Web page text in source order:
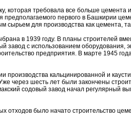
которая требовала все больше
предполагаемого первого в Башкирии
сырьем для производства как цемента,
в 1939 году. В планы строителей
с использованием оборудования,
предприятия. В марте 1945
производства кальцинированной и
через шесть лет были закончены
содовый завод начал регулярный
отходов было начато строительство